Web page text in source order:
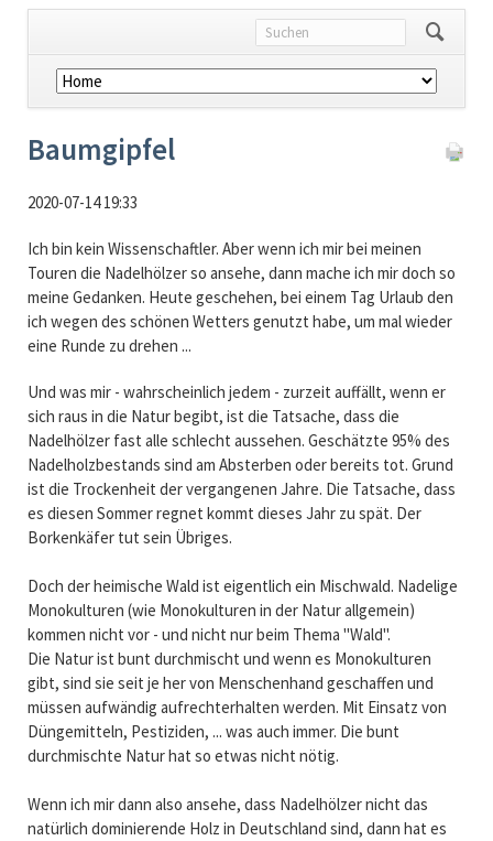
Navigation
überspringen
Baumgipfel
2020-07-14 19:33
Ich bin kein Wissenschaftler. Aber wenn ich mir bei meinen
Touren die Nadelhölzer so ansehe, dann mache ich mir doch so
meine Gedanken. Heute geschehen, bei einem Tag Urlaub den
ich wegen des schönen Wetters genutzt habe, um mal wieder
eine Runde zu drehen ...
Und was mir - wahrscheinlich jedem - zurzeit auffällt, wenn er
sich raus in die Natur begibt, ist die Tatsache, dass die
Nadelhölzer fast alle schlecht aussehen. Geschätzte 95% des
Nadelholzbestands sind am Absterben oder bereits tot. Grund
ist die Trockenheit der vergangenen Jahre. Die Tatsache, dass
es diesen Sommer regnet kommt dieses Jahr zu spät. Der
Borkenkäfer tut sein Übriges.
Doch der heimische Wald ist eigentlich ein Mischwald. Nadelige
Monokulturen (wie Monokulturen in der Natur allgemein)
kommen nicht vor - und nicht nur beim Thema "Wald".
Die Natur ist bunt durchmischt und wenn es Monokulturen
gibt, sind sie seit je her von Menschenhand geschaffen und
müssen aufwändig aufrechterhalten werden. Mit Einsatz von
Düngemitteln, Pestiziden, ... was auch immer. Die bunt
durchmischte Natur hat so etwas nicht nötig.
Wenn ich mir dann also ansehe, dass Nadelhölzer nicht das
natürlich dominierende Holz in Deutschland sind, dann hat es